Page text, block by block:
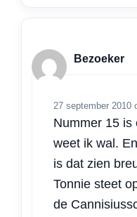
Bezoeker
27 september 2010
Nummer 15 is
weet ik wal.
is dat zien
Tonnie steet
de